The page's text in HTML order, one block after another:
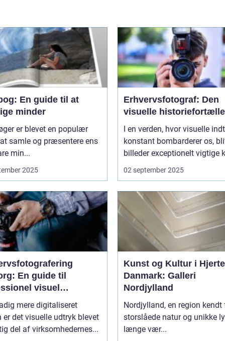
En guide til at
minder
er blevet en populær
samle og præsentere ens
min...
2025
Erhvervsfotograf: Den
visuelle
I en verden, hvor visuelle
konstant bombarderer os,
billeder exceptionelt vigtige
02 september 2025
En guide til
visuel
mere digitaliseret
er det visuelle udtryk blevet
del af virksomhedernes...
Kunst og Kultur i
Danmark: Galleri
Nordjylland
Nordjylland, en region kendt
storslåede natur og unikke
længe vær...